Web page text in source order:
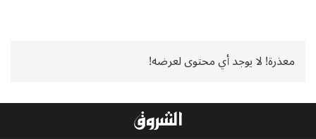
معذرة! لا يوجد أي محتوى لعرضه!